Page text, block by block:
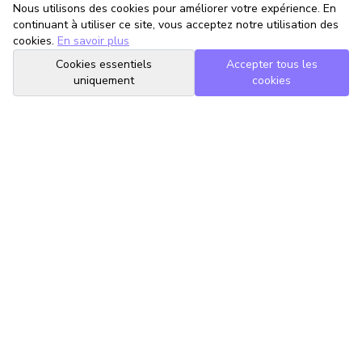
Nous utilisons des cookies pour améliorer votre expérience. En
continuant à utiliser ce site, vous acceptez notre utilisation des
cookies. En savoir plus
Cookies essentiels
uniquement
Accepter tous les
cookies